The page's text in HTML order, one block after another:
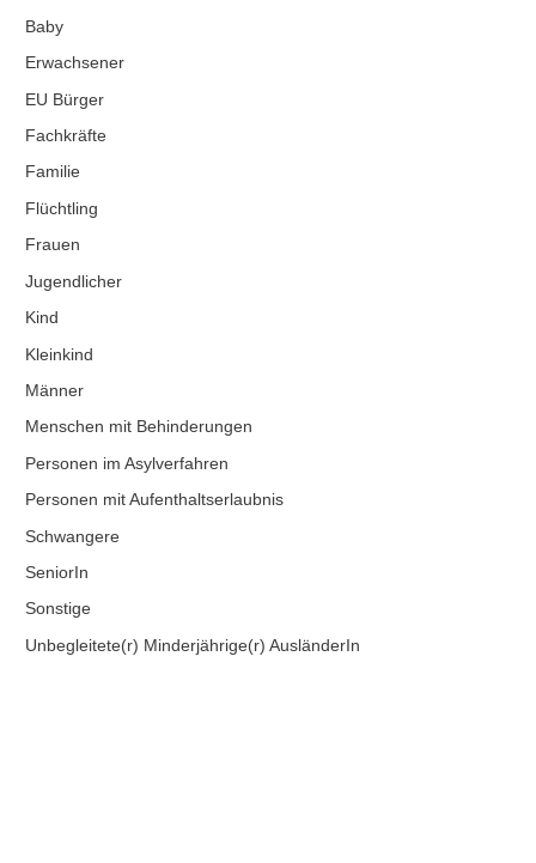
Baby
Erwachsener
EU Bürger
Fachkräfte
Familie
Flüchtling
Frauen
Jugendlicher
Kind
Kleinkind
Männer
Menschen mit Behinderungen
Personen im Asylverfahren
Personen mit Aufenthaltserlaubnis
Schwangere
SeniorIn
Sonstige
Unbegleitete(r) Minderjährige(r) AusländerIn